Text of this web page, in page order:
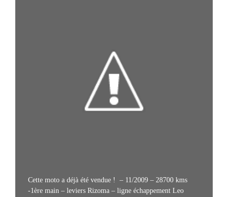
Cette moto a déjà été vendue ! – 11/2009 – 28700 kms
-1ère main – leviers Rizoma – ligne échappement Leo